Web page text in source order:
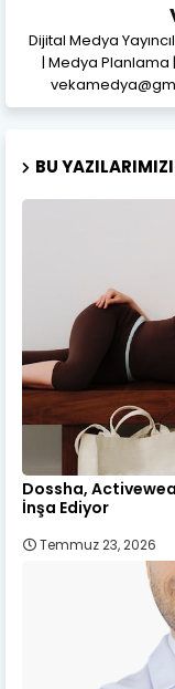
Dijital Medya
| Medya Planlama
BU
Dossha,
İnşa Ediyor
Temmuz 23, 2026